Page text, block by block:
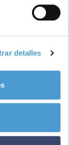
detalles